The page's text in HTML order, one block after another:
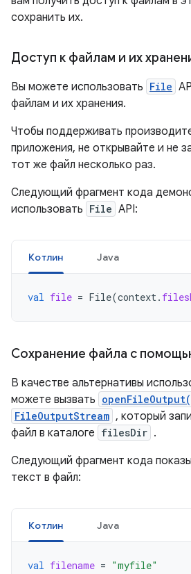
сохранить их.
Доступ к файлам и их
Вы можете использовать File
файлам и их хранения.
Чтобы поддерживать
приложения, не открывайте и не
тот же файл несколько раз.
Следующий фрагмент кода
использовать File API:
Котлин Java
val file = File(context.
Сохранение файла с
В качестве альтернативы
можете вызвать
FileOutputStream , который
файл в каталоге filesDir .
Следующий фрагмент кода
текст в файл:
Котлин Java
val filename = "myfile"